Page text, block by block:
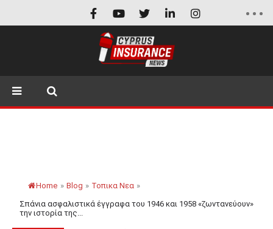
Home » Blog » Τοπικα Νεα »
Σπάνια ασφαλιστικά έγγραφα του 1946 και 1958 «ζωντανεύουν»
την ιστορία της...